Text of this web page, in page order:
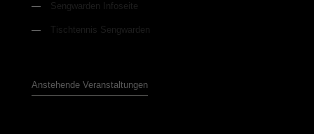
— Sengwarden Infoseite
— Tischtennis Sengwarden
Anstehende Veranstaltungen